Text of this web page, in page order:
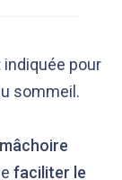
indiquée pour
sommeil.
faciliter le